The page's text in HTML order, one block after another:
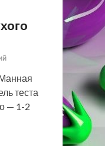
теста
— 1-2